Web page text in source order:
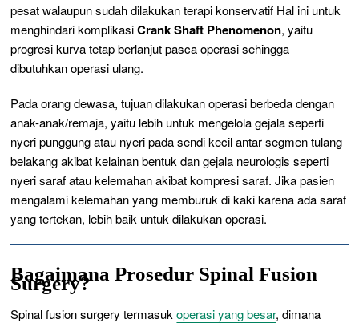
pesat walaupun sudah dilakukan terapi konservatif Hal ini untuk
menghindari komplikasiCrank Shaft Phenomenon, yaitu
progresi kurva tetap berlanjut pasca operasi sehingga
dibutuhkan operasi ulang.
Pada orang dewasa, tujuan dilakukan operasi berbeda dengan
anak-anak/remaja, yaitu lebih untuk mengelola gejala seperti
nyeri punggung atau nyeri pada sendi kecil antar segmen tulang
belakang akibat kelainan bentuk dan gejala neurologis seperti
nyeri saraf atau kelemahan akibat kompresi saraf. Jika pasien
mengalami kelemahan yang memburuk di kaki karena ada saraf
yang tertekan, lebih baik untuk dilakukan operasi.
Bagaimana Prosedur Spinal Fusion
Surgery?
Spinal fusion surgerytermasukoperasi yang besar, dimana